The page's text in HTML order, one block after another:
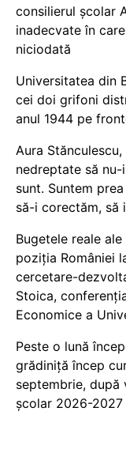
consilierul școlar
inadecvate în
niciodată
Universitatea din
cei doi grifoni
anul 1944 pe
Aura
nedreptate să
sunt. Suntem
să-i corectăm, să
Bugetele reale
poziția României
cercetare-
Stoica,
Economice a
Peste o lună
grădiniță încep
septembrie, după
școlar 2026-